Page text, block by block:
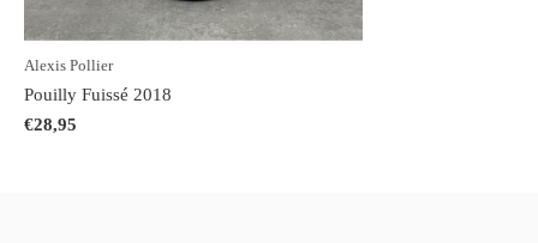
Alexis Pollier
Pouilly Fuissé 2018
€28,95